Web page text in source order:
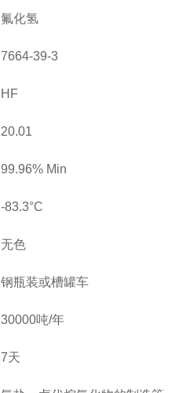
氟化氢
7664-39-3
HF
20.01
99.96% Min
-83.3°C
无色
钢瓶装或槽罐车
30000吨/年
7天